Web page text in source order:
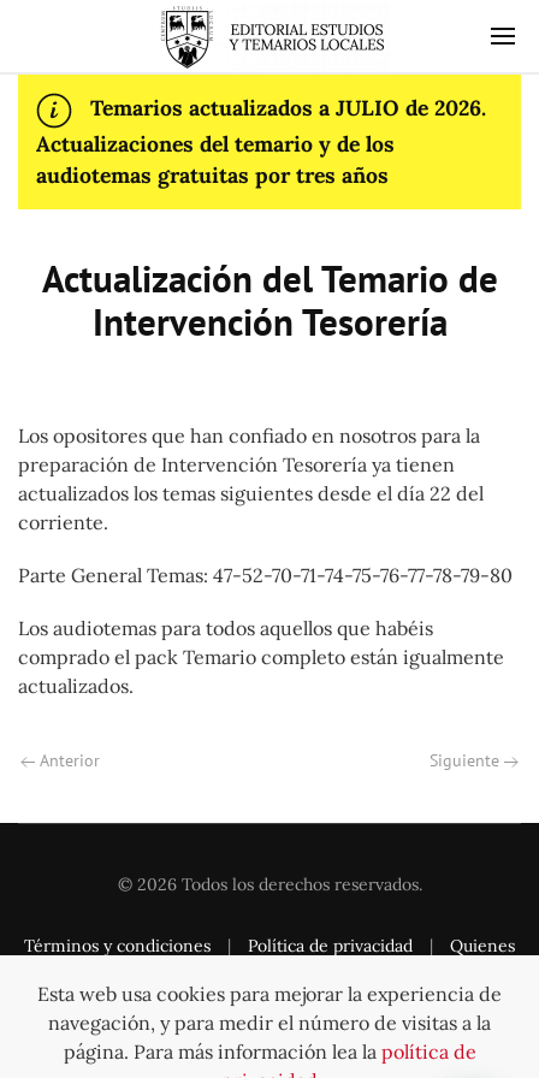
Temarios actualizados a JULIO de 2026.
Actualizaciones del temario y de los
audiotemas gratuitas por tres años
Actualización del Temario de
Intervención Tesorería
Los opositores que han confiado en nosotros para la
preparación de Intervención Tesorería ya tienen
actualizados los temas siguientes desde el día 22 del
corriente.
Parte General Temas: 47-52-70-71-74-75-76-77-78-79-80
Los audiotemas para todos aquellos que habéis
comprado el pack Temario completo están igualmente
actualizados.
Anterior Siguiente
© 2026Todos los derechos reservados.
Términos y condiciones | Política de privacidad | Quienes
Esta web usa cookies para mejorar la experiencia de
navegación, y para medir el número de visitas a la
página. Para más información lea la política de